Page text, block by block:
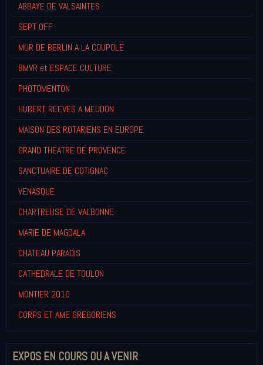
ABBAYE DE VALSAINTES
SEPT OFF
MUR DE BERLIN A LA COUPOLE
BMVR et ESPACE CULTURE
PHOTOMENTON
HUBERT REEVES A MEUDON
MAISON DES ROTARIENS EN EUROPE
GRAND THEATRE DE PROVENCE
SANCTUAIRE DE COTIGNAC
VENASQUE
CHARTREUSE DE VALBONNE
MARIE DE MAGDALA
CHATEAU PARADIS
CATHEDRALE DE TOULON
MONTIER 2010
CORPS ET AME GREGORIENS
EXPOS EN COURS OU A VENIR